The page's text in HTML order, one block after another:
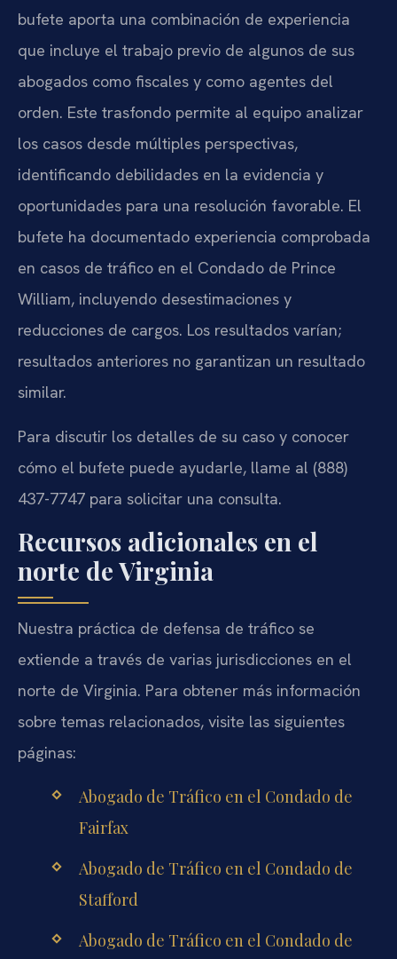
bufete aporta una combinación de experiencia
que incluye el trabajo previo de algunos de sus
abogados como fiscales y como agentes del
orden. Este trasfondo permite al equipo analizar
los casos desde múltiples perspectivas,
identificando debilidades en la evidencia y
oportunidades para una resolución favorable. El
bufete ha documentado experiencia comprobada
en casos de tráfico en el Condado de Prince
William, incluyendo desestimaciones y
reducciones de cargos. Los resultados varían;
resultados anteriores no garantizan un resultado
similar.
Para discutir los detalles de su caso y conocer
cómo el bufete puede ayudarle, llame al (888)
437-7747 para solicitar una consulta.
Recursos adicionales en el
norte de Virginia
Nuestra práctica de defensa de tráfico se
extiende a través de varias jurisdicciones en el
norte de Virginia. Para obtener más información
sobre temas relacionados, visite las siguientes
páginas:
Abogado de Tráfico en el Condado de
Fairfax
Abogado de Tráfico en el Condado de
Stafford
Abogado de Tráfico en el Condado de